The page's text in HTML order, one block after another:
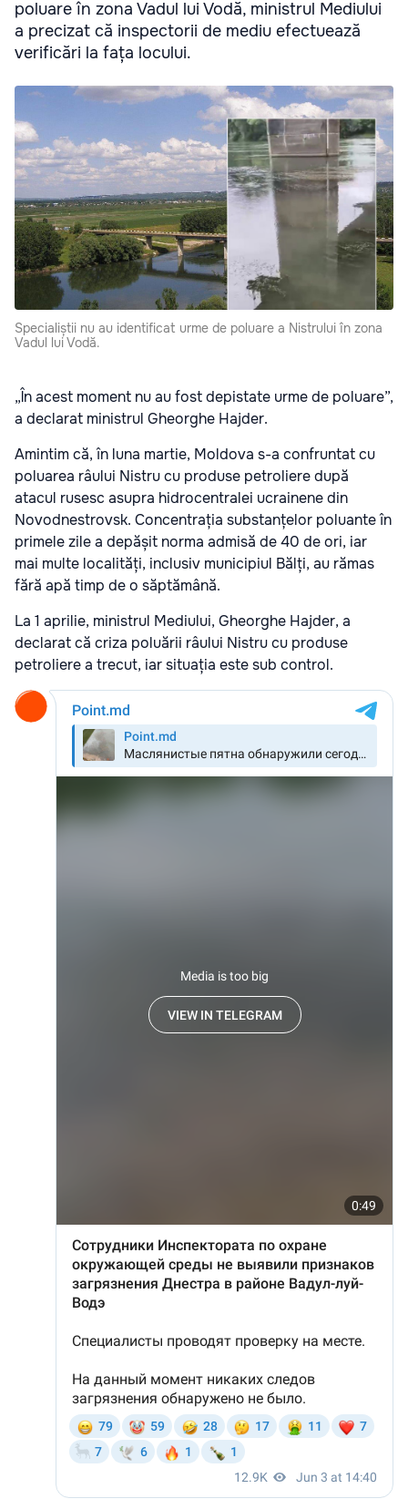
poluare în zona Vadul lui Vodă, ministrul Mediului
a precizat că inspectorii de mediu efectuează
verificări la fața locului.
Specialiștii nu au identificat urme de poluare a Nistrului în zona
Vadul lui Vodă.
„În acest moment nu au fost depistate urme de poluare”,
a declarat ministrul Gheorghe Hajder.
Amintim că, în luna martie, Moldova s-a confruntat cu
poluarea râului Nistru cu produse petroliere după
atacul rusesc asupra hidrocentralei ucrainene din
Novodnestrovsk. Concentrația substanțelor poluante în
primele zile a depășit norma admisă de 40 de ori, iar
mai multe localități, inclusiv municipiul Bălți, au rămas
fără apă timp de o săptămână.
La 1 aprilie, ministrul Mediului, Gheorghe Hajder, a
declarat că criza poluării râului Nistru cu produse
petroliere a trecut, iar situația este sub control.